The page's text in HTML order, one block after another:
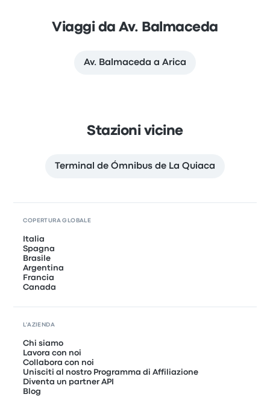
Viaggi da Av. Balmaceda
Av. Balmaceda a Arica
Stazioni vicine
Terminal de Ómnibus de La Quiaca
COPERTURA GLOBALE
Italia
Spagna
Brasile
Argentina
Francia
Canada
L'AZIENDA
Chi siamo
Lavora con noi
Collabora con noi
Unisciti al nostro Programma di Affiliazione
Diventa un partner API
Blog